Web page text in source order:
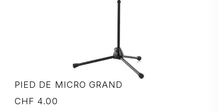
PIED DE MICRO GRAND
CHF 4.00